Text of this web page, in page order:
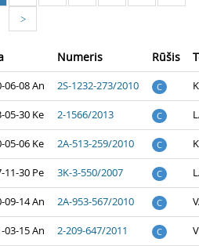
>
Numeris Rūšis
06-08 An 2S-1232-273/2010 C
05-30 Ke 2-1566/2013 C
05-06 Ke 2A-513-259/2010 C
11-30 Pe 3K-3-550/2007 C
09-14 An 2A-953-567/2010 C
03-15 An 2-209-647/2011 C